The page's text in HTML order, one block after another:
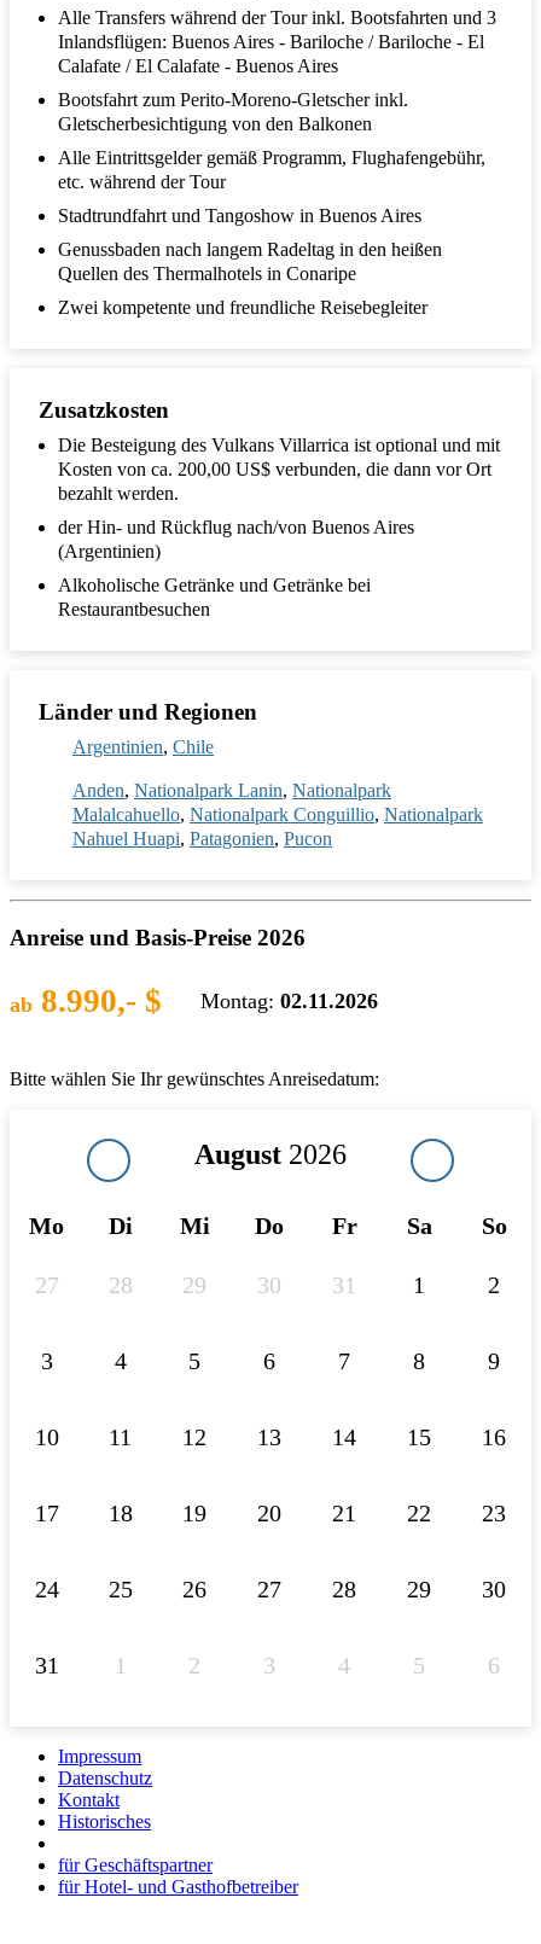
Alle Transfers während der Tour inkl. Bootsfahrten und 3
Inlandsflügen: Buenos Aires - Bariloche / Bariloche - El
Calafate / El Calafate - Buenos Aires
Bootsfahrt zum Perito-Moreno-Gletscher inkl.
Gletscherbesichtigung von den Balkonen
Alle Eintrittsgelder gemäß Programm, Flughafengebühr,
etc. während der Tour
Stadtrundfahrt und Tangoshow in Buenos Aires
Genussbaden nach langem Radeltag in den heißen
Quellen des Thermalhotels in Conaripe
Zwei kompetente und freundliche Reisebegleiter
Zusatzkosten
Die Besteigung des Vulkans Villarrica ist optional und mit
Kosten von ca. 200,00 US$ verbunden, die dann vor Ort
bezahlt werden.
der Hin- und Rückflug nach/von Buenos Aires
(Argentinien)
Alkoholische Getränke und Getränke bei
Restaurantbesuchen
Länder und Regionen
Argentinien Chile
Anden Nationalpark Lanin Nationalpark
Malalcahuello Nationalpark Conguillio Nationalpark
Nahuel Huapi Patagonien Pucon
Anreise und Basis-Preise 2026
ab 8.990,- $ Montag: 02.11.2026
Bitte wählen Sie Ihr gewünschtes Anreisedatum:
August 2026
Mo Di Mi Do Fr Sa So
27 28 29 30 31 1 2
3 4 5 6 7 8 9
10 11 12 13 14 15 16
17 18 19 20 21 22 23
24 25 26 27 28 29 30
31 1 2 3 4 5 6
Impressum
Datenschutz
Kontakt
Historisches
für Geschäftspartner
für Hotel- und Gasthofbetreiber